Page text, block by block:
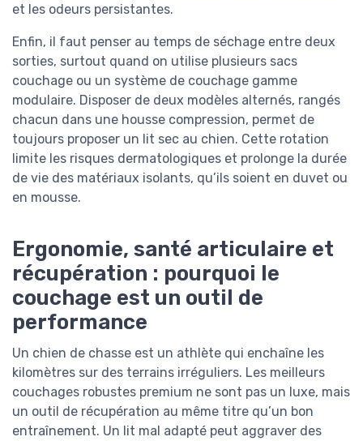
et les odeurs persistantes.
Enfin, il faut penser au temps de séchage entre deux
sorties, surtout quand on utilise plusieurs sacs
couchage ou un système de couchage gamme
modulaire. Disposer de deux modèles alternés, rangés
chacun dans une housse compression, permet de
toujours proposer un lit sec au chien. Cette rotation
limite les risques dermatologiques et prolonge la durée
de vie des matériaux isolants, qu’ils soient en duvet ou
en mousse.
Ergonomie, santé articulaire et
récupération : pourquoi le
couchage est un outil de
performance
Un chien de chasse est un athlète qui enchaîne les
kilomètres sur des terrains irréguliers. Les meilleurs
couchages robustes premium ne sont pas un luxe, mais
un outil de récupération au même titre qu’un bon
entraînement. Un lit mal adapté peut aggraver des